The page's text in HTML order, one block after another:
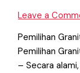
Leave a
Pemilihan
Pemilihan
– Secara